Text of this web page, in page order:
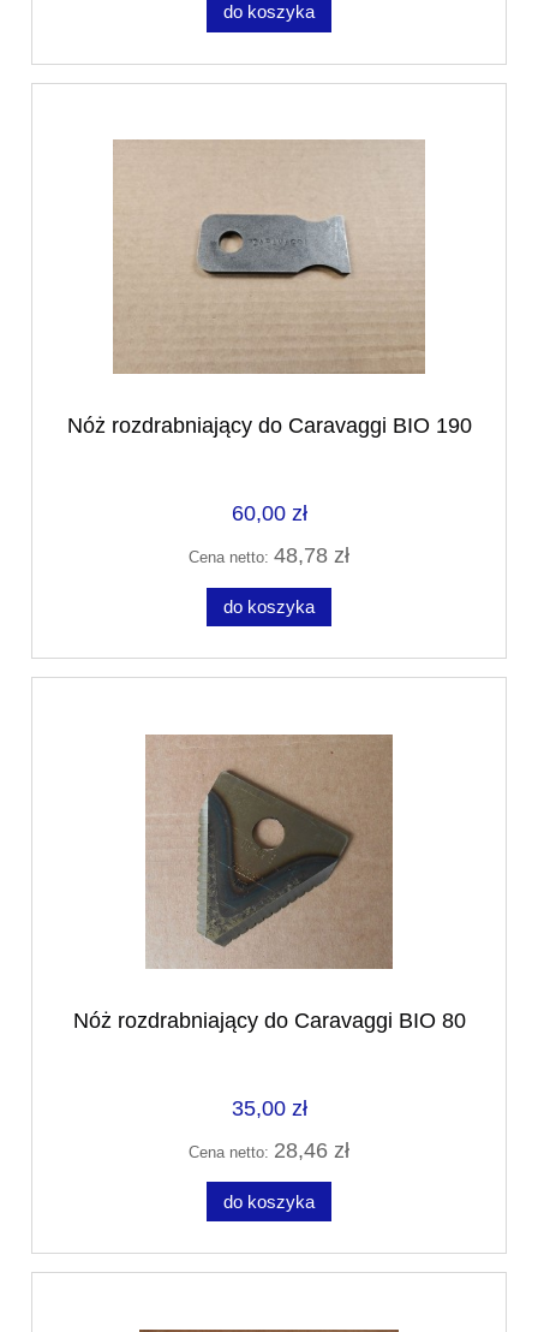
do koszyka
Nóż rozdrabniający do Caravaggi BIO 190
60,00 zł
Cena netto: 48,78 zł
do koszyka
Nóż rozdrabniający do Caravaggi BIO 80
35,00 zł
Cena netto: 28,46 zł
do koszyka